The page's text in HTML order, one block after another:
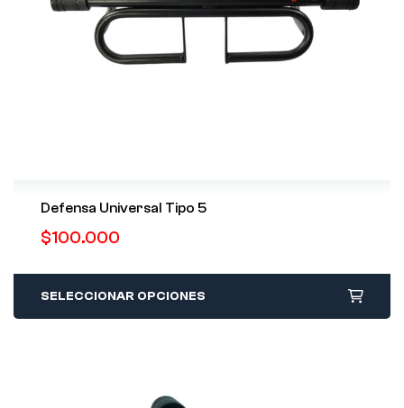
Defensa Universal Tipo 5
$100.000
SELECCIONAR OPCIONES